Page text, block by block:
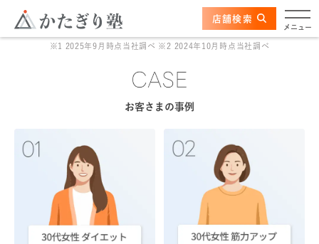
このページの本文へ
メニュー
かたぎり塾について
ビフォーアフター
お客さまの声
店舗検索
※1 2025年9月時点当社調べ ※2 2024年10月時点当社調べ
お客さまの事例